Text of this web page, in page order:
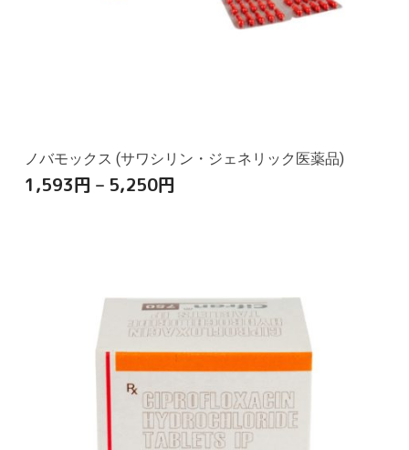
ノバモックス (サワシリン・ジェネリック医薬品)
1,593円 – 5,250円